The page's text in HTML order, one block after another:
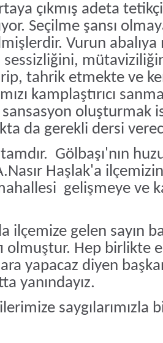
çıkmış adeta
Seçilme şansı
Vurun abalıya
sessizliğini,
tahrik etmekte ve
kamplaştırıcı
sansasyon oluşturmak
da gerekli dersi
Gölbaşı'nın
Haşlak'a
gelişmeye ve
ilçemize gelen sayın
olmuştur. Hep birlikte
yapacaz diyen
yanındayız.
saygılarımızla